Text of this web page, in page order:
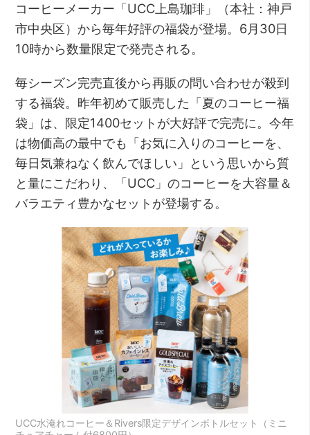
コーヒーメーカー「UCC上島珈琲」（本社：神戸
市中央区）から毎年好評の福袋が登場。6月30日
10時から数量限定で発売される。
毎シーズン完売直後から再販の問い合わせが殺到
する福袋。昨年初めて販売した「夏のコーヒー福
袋」は、限定1400セットが大好評で完売に。今年
は物価高の最中でも「お気に入りのコーヒーを、
毎日気兼ねなく飲んでほしい」という思いから質
と量にこだわり、「UCC」のコーヒーを大容量＆
バラエティ豊かなセットが登場する。
UCC水淹れコーヒー＆Rivers限定デザインボトルセット（ミニ